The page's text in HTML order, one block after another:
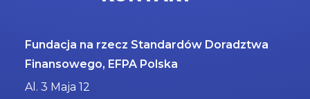
Fundacja na rzecz Standardów Doradztwa
Finansowego, EFPA Polska
Al. 3 Maja 12